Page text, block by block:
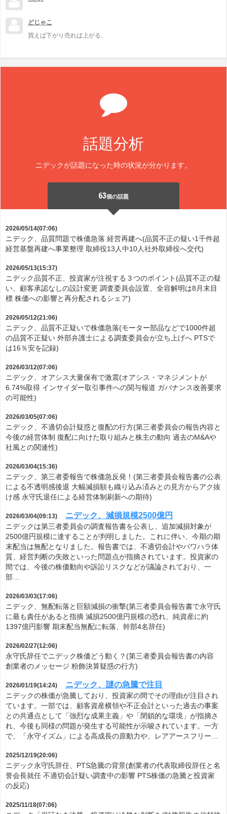
どじゃこ
買えば下がり売れば上がる、
話題分析
ニデックが話題になった時の状況が分かります。
63個の話題
2026/05/14(07:06)
ニデック、品質問題で株価急落 経営再建へ(品質不正の疑い1千件超
経営基盤再建へ事業整理 取締役13人中10人社外取締役へ交代)
2026/05/13(15:37)
ニデック品質不正、投資家が注視する３つのポイント(品質不正の疑
い、顧客承認なしの設計変更 調査委員会設置、全容解明は8月末目
標 株価への影響と再分配されるシェア)
2026/05/12(21:06)
ニデック、品質不正疑いで株価急落(モーター部品などで1000件超
の品質不正疑い 外部弁護士による調査委員会が立ち上げへ PTSで
は16％安を記録)
2026/03/12(07:06)
ニデック、オアシス大量保有で激震(オアシス・マネジメントが
6.74%取得 インサイダー取引事件への関与報道 ガバナンス改善要求
の可能性)
2026/03/05(07:06)
ニデック、不適切会計疑惑と復配の行方(第三者委員会の報告内容と
今後の経営体制 復配に向けた取り組みと株主の動向 過去のM&Aや
社風との関連性)
2026/03/04(15:36)
ニデック、第三者委報告で株価急反発！(第三者委員会報告書の公表
による不透明感後退 大幅減損額も織り込み済みとの見方からアク抜
け感 永守氏退任による経営体制刷新への期待)
2026/03/04(09:13) ニデック、減損規模2500億円
ニデックは第三者委員会の調査報告書を公表し、追加減損対象が
2500億円規模に達することが判明しました。これに伴い、今期の期
末配当は無配となりました。報告書では、不適切会計やパワハラ体
質、経営判断の失敗といった問題点が指摘されています。投資家の
間では、今後の株価動向や訴訟リスクなどが議論されており、一
部…
2026/03/03(17:06)
ニデック、無配転落と巨額減損の衝撃(第三者委員会報告書で永守氏
に最も責任があると指摘 減損2500億円規模の恐れ、純資産に約
1397億円影響 期末配当無配に転落、幹部4名辞任)
2026/02/27(12:06)
永守氏辞任でニデック株価どう動く？(第三者委員会報告書の内容
創業者のメッセージ 粉飾決算疑惑の行方)
2026/01/19(14:24) ニデック、謎の急騰で注目
ニデックの株価が急騰しており、投資家の間でその理由が注目され
ています。一部では、顧客資産横領や不正会計といった過去の事案
との共通点として「強烈な成果主義」や「閉鎖的な環境」が指摘さ
れ、今後も同様の問題が発生する可能性が示唆されています。一方
で、「永守イズム」による高成長の原動力や、レアアースフリー…
2025/12/19(20:06)
ニデック永守氏辞任、PTS急騰の背景(創業者の代表取締役辞任と名
誉会長就任 不適切会計疑い調査中の影響 PTS株価の急騰と投資家
の反応)
2025/11/18(07:06)